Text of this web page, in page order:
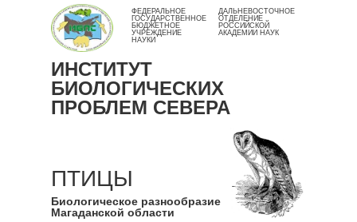
ИНСТИТУТ
БИОЛОГИЧЕСКИХ
ПРОБЛЕМ СЕВЕРА
ФЕДЕРАЛЬНОЕ
ГОСУДАРСТВЕННОЕ
БЮДЖЕТНОЕ
УЧРЕЖДЕНИЕ
НАУКИ
ДАЛЬНЕВОСТОЧНОЕ
ОТДЕЛЕНИЕ
РОССИЙСКОЙ
АКАДЕМИИ НАУК
ПТИЦЫ
Биологическое разнообразие
Магаданской области